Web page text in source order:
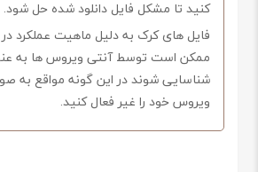
کنید تا مشکل فایل دانلود شده حل شود.
فایل های کرک به دلیل ماهیت عملکرد
ممکن است توسط آنتی ویروس ها به
شناسایی شوند در این گونه مواقع به
ویروس خود را غیر فعال کنید.